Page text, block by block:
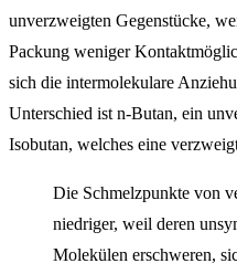
unverzweigten Gegenstücke,
Packung weniger
sich die intermolekulare
Unterschied ist n-Butan, ein
Isobutan, welches eine
Die Schmelzpunkte von
niedriger, weil deren
Molekülen erschweren,